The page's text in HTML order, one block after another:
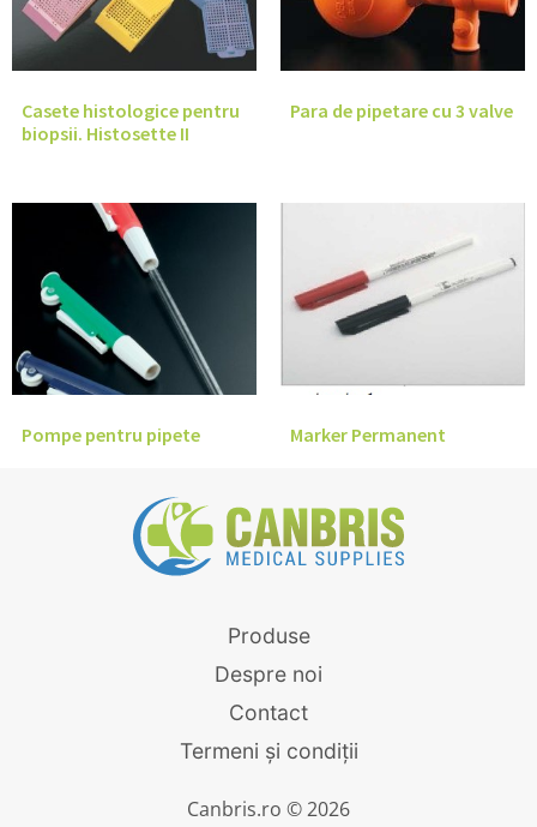
Casete histologice pentru
biopsii. Histosette II
Para de pipetare cu 3 valve
Pompe pentru pipete Marker Permanent
Produse
Despre noi
Contact
Termeni și condiții
Canbris.ro © 2026